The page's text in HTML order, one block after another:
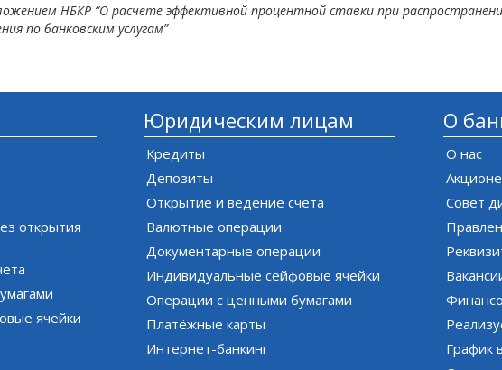
НБКР “О расчете эффективной процентной ставки при
по банковским услугам”
открытия
ячейки
Юридическим лицам
Кредиты
Депозиты
Открытие и ведение счета
Валютные операции
Документарные операции
Индивидуальные сейфовые ячейки
Операции с ценными бумагами
Платёжные карты
Интернет-банкинг
О
О нас
Совет
График